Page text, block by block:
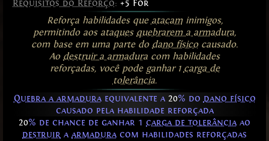
Requisitos do Reforço: +5 For
Reforça habilidades que atacaminimigos,
permitindo aos ataques quebrarem a armadura,
com base em uma parte do dano físicocausado.
Ao destruir a armadura com habilidades
reforçadas, você pode ganhar 1 carga de
tolerância.
Quebra a armaduraequivalente a 20% do dano físico
causado pela habilidade reforçada
20% de chance de ganhar 1 carga de tolerância ao
destruir a armadura com habilidades reforçadas